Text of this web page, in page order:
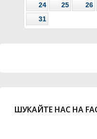
24
25 26
31
ШУКАЙТЕ НАС НА